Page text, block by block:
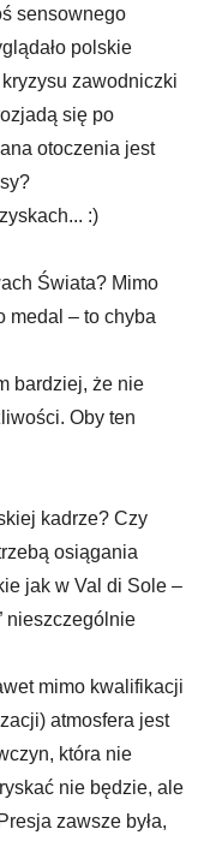
sensownego
polskie
zawodniczki
się po
otoczenia jest
:)
Świata? Mimo
medal – to chyba
bardziej, że nie
Oby ten
kadrze? Czy
osiągania
jak w Val di Sole –
nieszczególnie
mimo kwalifikacji
atmosfera jest
która nie
nie będzie, ale
zawsze była,